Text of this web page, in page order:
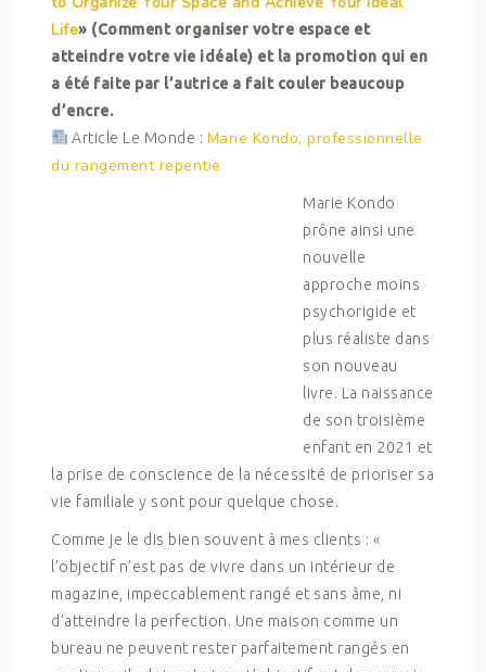
Life» (Comment organiser votre espace et
atteindre votre vie idéale) et la promotion qui en
a été faite par l’autrice a fait couler beaucoup
d’encre.
Article Le Monde : Marie Kondo, professionnelle
du rangement repentie
Marie Kondo
prône ainsi une
nouvelle
approche moins
psychorigide et
plus réaliste dans
son nouveau
livre. La naissance
de son troisième
enfant en 2021 et
la prise de conscience de la nécessité de prioriser sa
vie familiale y sont pour quelque chose.
Comme je le dis bien souvent à mes clients : «
l’objectif n’est pas de vivre dans un intérieur de
magazine, impeccablement rangé et sans âme, ni
d’atteindre la perfection. Une maison comme un
bureau ne peuvent rester parfaitement rangés en